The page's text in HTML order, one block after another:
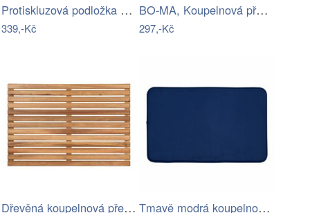
Protiskluzová podložka do sprchy…
339,-Kč
BO-MA, Koupelnová předložka Rabbit New…
297,-Kč
Dřevěná koupelnová předložka v přírodní… Tmavě modrá koupelnová předložka z…